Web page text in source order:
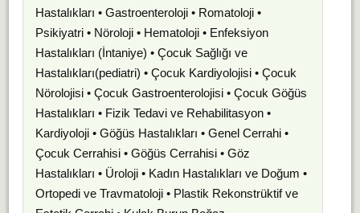
Hastalıkları • Gastroenteroloji • Romatoloji •
Psikiyatri • Nöroloji • Hematoloji • Enfeksiyon
Hastalıkları (İntaniye) • Çocuk Sağlığı ve
Hastalıkları(pediatri) • Çocuk Kardiyolojisi • Çocuk
Nörolojisi • Çocuk Gastroenterolojisi • Çocuk Göğüs
Hastalıkları • Fizik Tedavi ve Rehabilitasyon •
Kardiyoloji • Göğüs Hastalıkları • Genel Cerrahi •
Çocuk Cerrahisi • Göğüs Cerrahisi • Göz
Hastalıkları • Üroloji • Kadın Hastalıkları ve Doğum •
Ortopedi ve Travmatoloji • Plastik Rekonstrüktif ve